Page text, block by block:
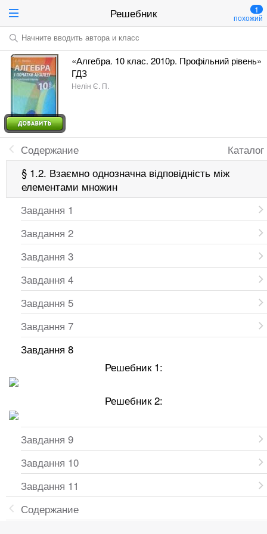
Решебник 1
похожий
Начните вводить автора и класс
«Алгебра. 10 клас. 2010р. Профільний рівень»
ГДЗ
Нелін Є. П.
Каталог
Содержание
§ 1.2. Взаємно однозначна відповідність між
елементами множин
Завдання 1
Завдання 2
Завдання 3
Завдання 4
Завдання 5
Завдання 7
Завдання 8
Решебник 1:
Решебник 2:
Завдання 9
Завдання 10
Завдання 11
Содержание